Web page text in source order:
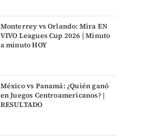
Monterrey vs Orlando: Mira EN
VIVO Leagues Cup 2026 | Minuto
a minuto HOY
México vs Panamá: ¿Quién ganó
en Juegos Centroamericanos? |
RESULTADO